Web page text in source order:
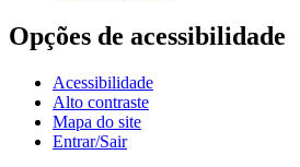
Opções de acessibilidade
Acessibilidade
Alto contraste
Mapa do site
Entrar/Sair